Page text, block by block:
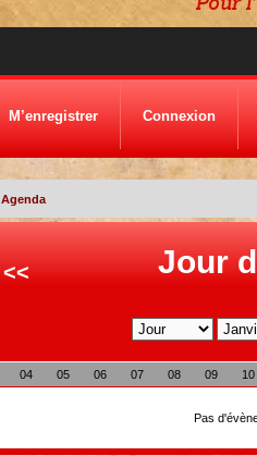
M’enregistrer Connexion
Agenda
<< Jour
04 05 06 07 08 09 10
Pas